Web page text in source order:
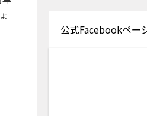
公式Facebookペー